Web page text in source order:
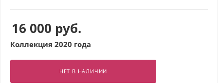
16 000 руб.
Коллекция 2020 года
НЕТ В НАЛИЧИИ